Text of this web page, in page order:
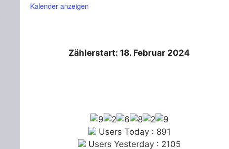
Kalender anzeigen
Zählerstart: 18. Februar 2024
Users Today : 891
Users Yesterday : 2105